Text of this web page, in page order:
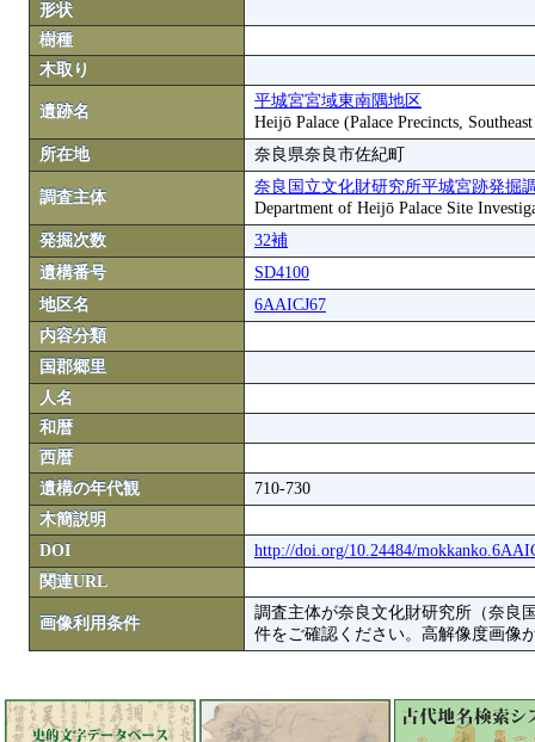
形状
樹種
木取り
遺跡名
平城宮宮域東南隅地区
Heijō Palace (Palace Precincts,
所在地
奈良県奈良市佐紀町
調査主体
奈良国立文化財研究所平城宮跡発掘
Department of Heijō Palace Site
発掘次数
32補
遺構番号
SD4100
地区名
6AAICJ67
内容分類
国郡郷里
人名
和暦
西暦
遺構の年代観
710-730
木簡説明
DOI
http://doi.org/10.24484/
関連URL
画像利用条件
調査主体が奈良文化財研究所（奈良
件をご確認ください。高解像度画像